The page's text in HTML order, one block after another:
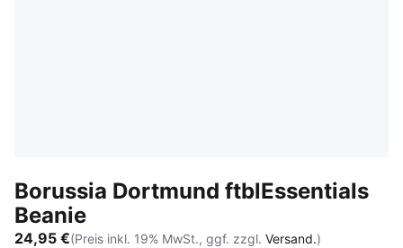
Borussia Dortmund ftblEssentials
Beanie
24,95 €(Preis inkl. 19% MwSt., ggf. zzgl. Versand.)